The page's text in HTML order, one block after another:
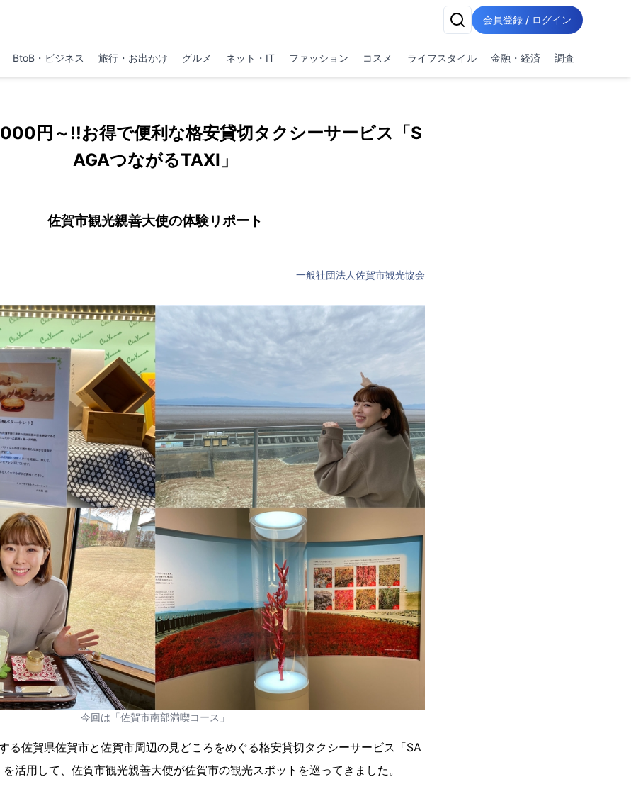
会員登録 / ログイン
BtoB・ビジネス 旅行・お出かけ グルメ ネット・IT ファッション コスメ ライフスタイル 金融・経済 調査
円～!!お得で便利な格安貸切タクシーサービス「S
AGAつながるTAXI」
佐賀市観光親善大使の体験リポート
一般社団法人佐賀市観光協会
今回は「佐賀市南部満喫コース」
る佐賀県佐賀市と佐賀市周辺の見どころをめぐる格安貸切タクシーサービス「SA
活用して、佐賀市観光親善大使が佐賀市の観光スポットを巡ってきました。